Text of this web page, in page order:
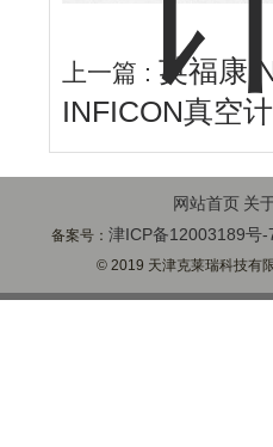
上一篇 : 英福康
INFICON真空
网站首页 关
备案号：津ICP备12003189号-
© 2019 天津克莱瑞科技有